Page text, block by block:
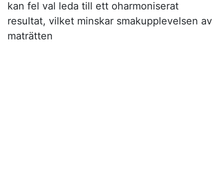
kan fel val leda till ett oharmoniserat
resultat, vilket minskar smakupplevelsen av
maträtten